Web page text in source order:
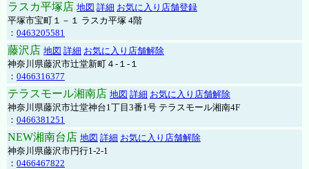
ラスカ平塚店 地図 詳細 お気に入り店舗登録
平塚市宝町１－１ ラスカ平塚 4階
： 0463205581
藤沢店 地図 詳細 お気に入り店舗解除
神奈川県藤沢市辻堂新町４-１-１
： 0466316377
テラスモール湘南店 地図 詳細 お気に入り店舗解除
神奈川県藤沢市辻堂神台1丁目3番1号 テラスモール湘南4F
： 0466381251
NEW湘南台店 地図 詳細 お気に入り店舗解除
神奈川県藤沢市円行1-2-1
： 0466467822